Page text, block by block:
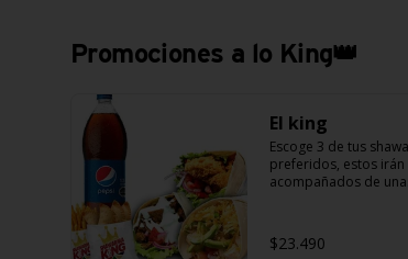
Promociones a lo King👑
El king
Escoge 3 de tus
preferidos, estos irán
acompañados de
bebida de 1.5L.
acumulable con otras
$23.490